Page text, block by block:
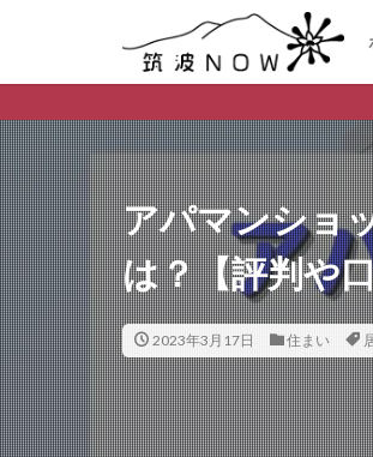
アパマンショ
は？【評判や
2023年3月17日 住まい